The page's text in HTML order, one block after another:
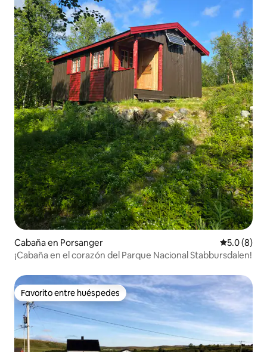
Cabaña en Porsanger
5.0 (8)
¡Cabaña en el corazón del Parque Nacional Stabbursdalen!
Favorito entre huéspedes
Favorito entre huéspedes